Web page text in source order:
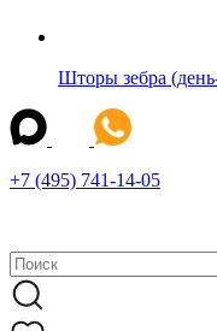
Шторы зебра
+7 (495) 741-14-05